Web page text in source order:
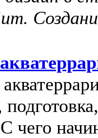
подготовка,
чего